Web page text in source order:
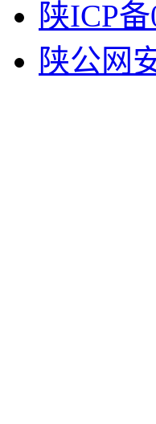
陕ICP
陕公网